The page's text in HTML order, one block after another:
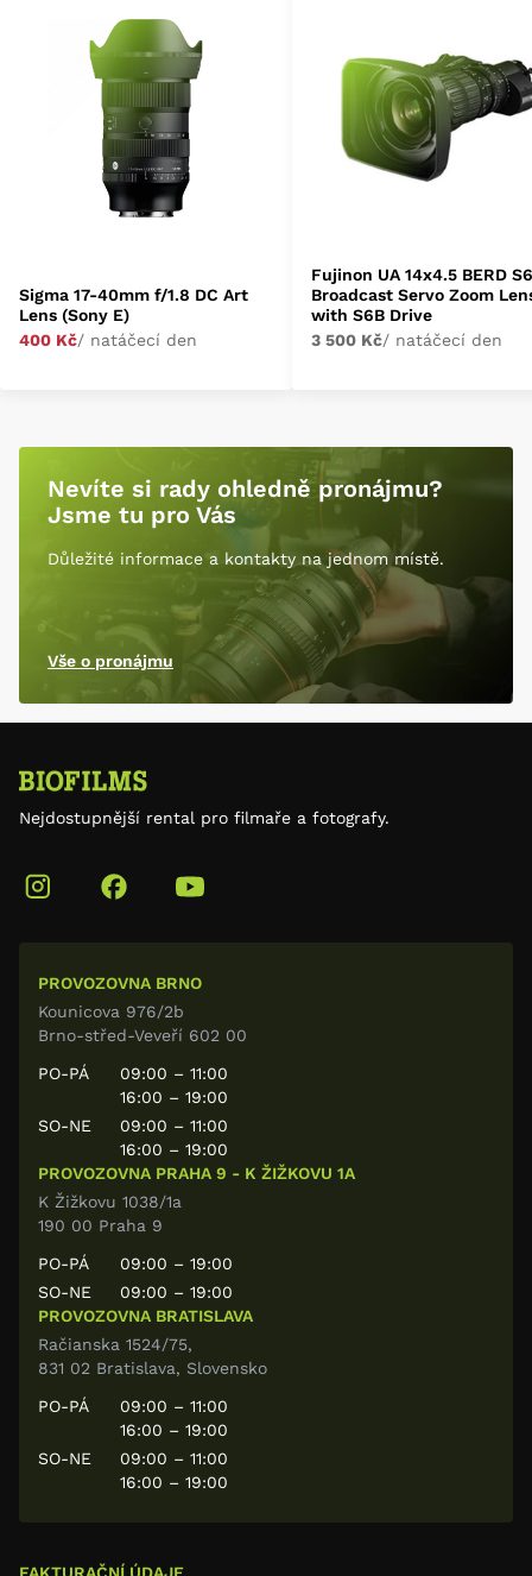
Sigma 17-40mm f/1.8 DC Art
Lens (Sony E)
400 Kč/ natáčecí den
Fujinon UA 14x4.5 BERD
Broadcast Servo Zoom
with S6B Drive
3 500 Kč/ natáčecí den
Nevíte si rady ohledně pronájmu?
Jsme tu pro Vás
Důležité informace a kontakty na jednom místě.
Vše o pronájmu
Nejdostupnější rental pro filmaře a fotografy.
PROVOZOVNA BRNO
Kounicova 976/2b
Brno-střed-Veveří 602 00
PO-PÁ
09:00 – 11:00
16:00 – 19:00
SO-NE
09:00 – 11:00
16:00 – 19:00
PROVOZOVNA PRAHA 9 - K ŽIŽKOVU 1A
K Žižkovu 1038/1a
190 00 Praha 9
PO-PÁ
09:00 – 19:00
SO-NE
09:00 – 19:00
PROVOZOVNA BRATISLAVA
Račianska 1524/75,
831 02 Bratislava, Slovensko
PO-PÁ
09:00 – 11:00
16:00 – 19:00
SO-NE
09:00 – 11:00
16:00 – 19:00